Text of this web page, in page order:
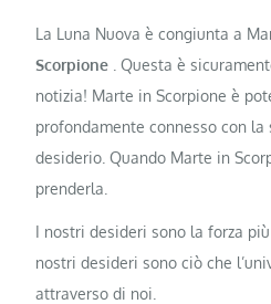
La Luna Nuova è congiunta a
Scorpione . Questa è
notizia! Marte in Scorpione è
profondamente connesso con la
desiderio. Quando Marte in
prenderla.
I nostri desideri sono la forza
nostri desideri sono ciò che
attraverso di noi.